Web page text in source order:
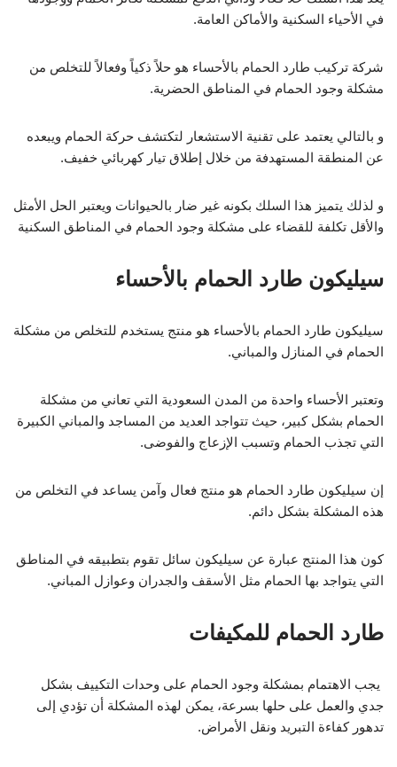
في الأحياء السكنية والأماكن العامة.
شركة تركيب طارد الحمام بالأحساء هو حلاً ذكياً وفعالاً للتخلص من
مشكلة وجود الحمام في المناطق الحضرية.
و بالتالي يعتمد على تقنية الاستشعار لتكتشف حركة الحمام ويبعده
عن المنطقة المستهدفة من خلال إطلاق تيار كهربائي خفيف.
و لذلك يتميز هذا السلك بكونه غير ضار بالحيوانات ويعتبر الحل الأمثل
والأقل تكلفة للقضاء على مشكلة وجود الحمام في المناطق السكنية
سيليكون طارد الحمام بالأحساء
سيليكون طارد الحمام بالأحساء هو منتج يستخدم للتخلص من مشكلة
الحمام في المنازل والمباني.
وتعتبر الأحساء واحدة من المدن السعودية التي تعاني من مشكلة
الحمام بشكل كبير، حيث تتواجد العديد من المساجد والمباني الكبيرة
التي تجذب الحمام وتسبب الإزعاج والفوضى.
إن سيليكون طارد الحمام هو منتج فعال وآمن يساعد في التخلص من
هذه المشكلة بشكل دائم.
كون هذا المنتج عبارة عن سيليكون سائل تقوم بتطبيقه في المناطق
التي يتواجد بها الحمام مثل الأسقف والجدران وعوازل المباني.
طارد الحمام للمكيفات
يجب الاهتمام بمشكلة وجود الحمام على وحدات التكييف بشكل
جدي والعمل على حلها بسرعة، يمكن لهذه المشكلة أن تؤدي إلى
تدهور كفاءة التبريد ونقل الأمراض.